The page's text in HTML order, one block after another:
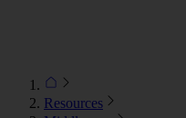
Resources